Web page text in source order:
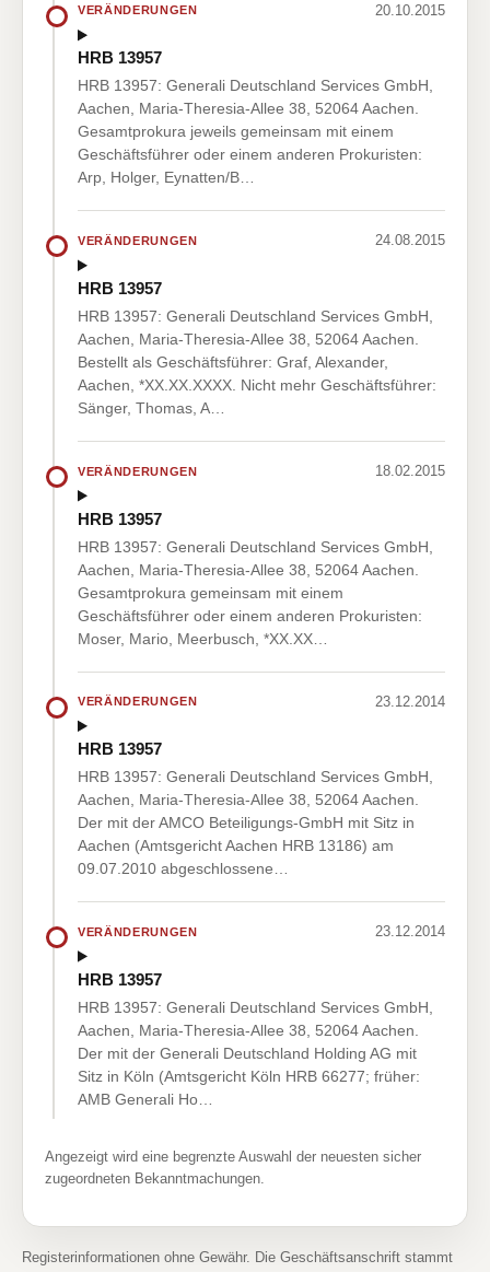
VERÄNDERUNGEN 20.10.2015
HRB 13957
HRB 13957: Generali Deutschland Services GmbH,
Aachen, Maria-Theresia-Allee 38, 52064 Aachen.
Gesamtprokura jeweils gemeinsam mit einem
Geschäftsführer oder einem anderen Prokuristen:
Arp, Holger, Eynatten/B…
VERÄNDERUNGEN 24.08.2015
HRB 13957
HRB 13957: Generali Deutschland Services GmbH,
Aachen, Maria-Theresia-Allee 38, 52064 Aachen.
Bestellt als Geschäftsführer: Graf, Alexander,
Aachen, *XX.XX.XXXX. Nicht mehr Geschäftsführer:
Sänger, Thomas, A…
VERÄNDERUNGEN 18.02.2015
HRB 13957
HRB 13957: Generali Deutschland Services GmbH,
Aachen, Maria-Theresia-Allee 38, 52064 Aachen.
Gesamtprokura gemeinsam mit einem
Geschäftsführer oder einem anderen Prokuristen:
Moser, Mario, Meerbusch, *XX.XX…
VERÄNDERUNGEN 23.12.2014
HRB 13957
HRB 13957: Generali Deutschland Services GmbH,
Aachen, Maria-Theresia-Allee 38, 52064 Aachen.
Der mit der AMCO Beteiligungs-GmbH mit Sitz in
Aachen (Amtsgericht Aachen HRB 13186) am
09.07.2010 abgeschlossene…
VERÄNDERUNGEN 23.12.2014
HRB 13957
HRB 13957: Generali Deutschland Services GmbH,
Aachen, Maria-Theresia-Allee 38, 52064 Aachen.
Der mit der Generali Deutschland Holding AG mit
Sitz in Köln (Amtsgericht Köln HRB 66277; früher:
AMB Generali Ho…
Angezeigt wird eine begrenzte Auswahl der neuesten sicher
zugeordneten Bekanntmachungen.
Registerinformationen ohne Gewähr. Die Geschäftsanschrift stammt